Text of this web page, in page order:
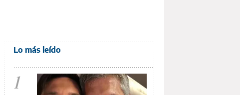
Lo más leído
1